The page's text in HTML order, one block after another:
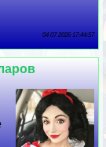
04 07 2026 17:44:57